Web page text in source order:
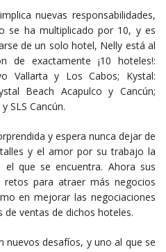
nuevas responsabilidades,
se ha multiplicado por 10, y es
de un solo hotel, Nelly está al
de exactamente ¡10 hoteles!:
Vallarta y Los Cabos; Kystal:
Beach Acapulco y Cancún;
SLS Cancún.
y espera nunca dejar de
y el amor por su trabajo la
que se encuentra. Ahora sus
para atraer más negocios
en mejorar las negociaciones
ventas de dichos hoteles.
nuevos desafíos, y uno al que se